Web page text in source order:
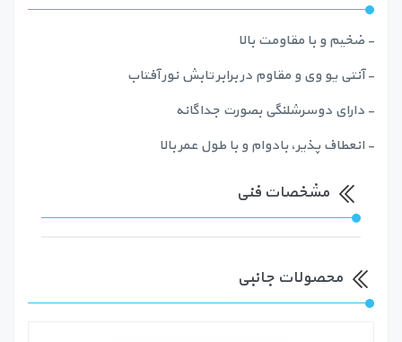
- ضخیم و با مقاومت بالا
- آنتی یو وی و مقاوم در برابر تابش نور آفتاب
- دارای دوسرشلنگی بصورت جداگانه
- انعطاف پذیر، بادوام و با طول عمر بالا
مشخصات فنی
محصولات جانبی